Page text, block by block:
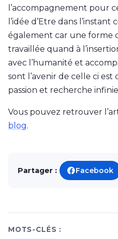
l’accompagnement pour
l’idée d’Etre dans l’instant
également car une forme
travaillée quand à
avec l’humanité et
sont l’avenir de celle ci
passion et recherche
Vous pouvez retrouver
blog.
Partager : Facebook
MOTS-CLÉS :